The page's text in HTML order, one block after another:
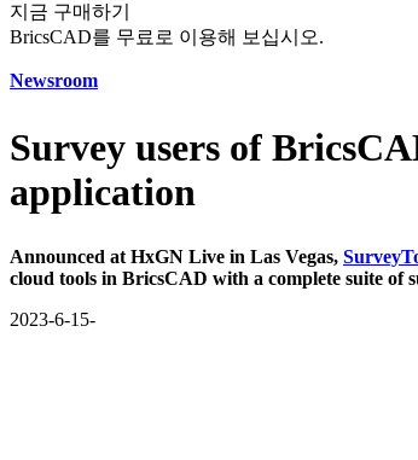
지금 구매하기
BricsCAD를 무료로 이용해 보십시오.
Newsroom
Survey users of
application
Announced at HxGN Live in Las Vegas,
cloud tools in BricsCAD with a complete suite of
2023-6-15-